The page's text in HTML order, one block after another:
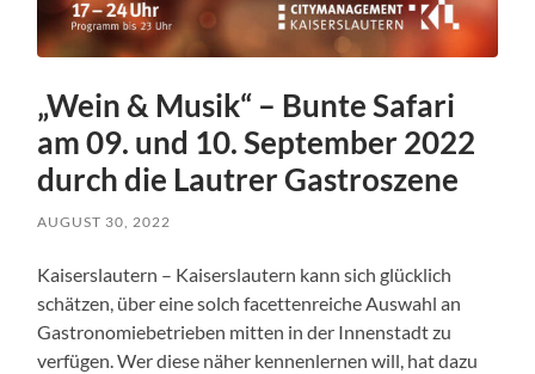
„Wein & Musik“ – Bunte Safari
am 09. und 10. September 2022
durch die Lautrer Gastroszene
AUGUST 30, 2022
Kaiserslautern – Kaiserslautern kann sich glücklich
schätzen, über eine solch facettenreiche Auswahl an
Gastronomiebetrieben mitten in der Innenstadt zu
verfügen. Wer diese näher kennenlernen will, hat dazu